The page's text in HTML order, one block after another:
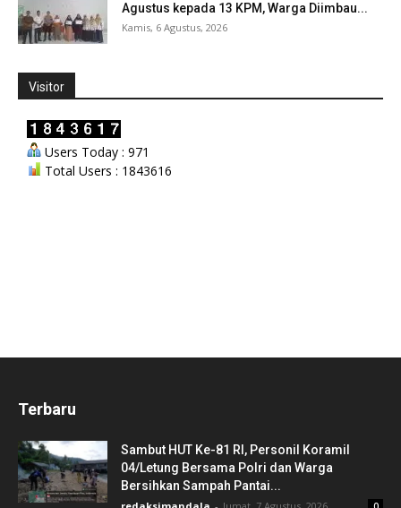
Agustus kepada 13 KPM, Warga Diimbau...
Kamis, 6 Agustus, 2026
Visitor
Users Today : 971
Total Users : 1843616
Terbaru
Sambut HUT Ke-81 RI, Personil Koramil
04/Letung Bersama Polri dan Warga
Bersihkan Sampah Pantai...